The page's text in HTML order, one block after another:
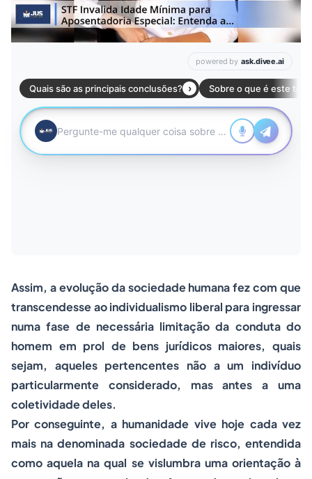
Assim, a evolução da sociedade humana fez com que
transcendesse ao individualismo liberal para ingressar
numa fase de necessária limitação da conduta do
homem em prol de bens jurídicos maiores, quais
sejam, aqueles pertencentes não a um indivíduo
particularmente considerado, mas antes a uma
coletividade deles.
Por conseguinte, a humanidade vive hoje cada vez
mais na denominada sociedade de risco, entendida
como aquela na qual se vislumbra uma orientação à